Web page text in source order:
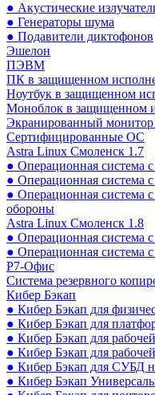
● Акустические
● Генераторы шума
● Подавители диктофонов
Эшелон
ПЭВМ
ПК в защищенном
Ноутбук в защищенном
Моноблок в защищенном
Экранированный
Сертифицированные ОС
Astra Linux Смоленск 1.7
● Операционная система
● Операционная система
● Операционная система
обороны
Astra Linux Смоленск 1.8
● Операционная система
● Операционная система
Р7-Офис
Система резервного
Кибер Бэкап
● Кибер Бэкап для
● Кибер Бэкап для
● Кибер Бэкап для
● Кибер Бэкап для
● Кибер Бэкап для СУБД
● Кибер Бэкап